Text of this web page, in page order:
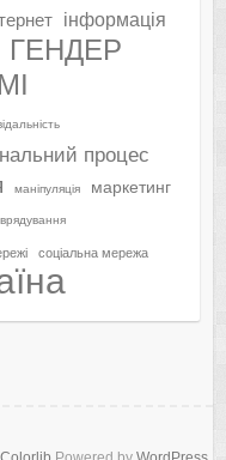
інформація
ГЕНДЕР
процес
маніпуляція маркетинг
соціальна мережа